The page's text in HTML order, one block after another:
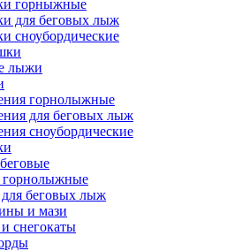
горныжные
для беговых лыж
сноубордические
лыжи
горнолыжные
для беговых лыж
сноубордические
беговых лыж
и мази
снегокаты